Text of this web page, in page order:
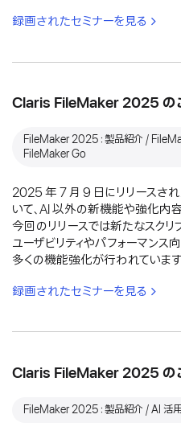
録画されたセミナーを見る
Claris FileMaker 2025 の
FileMaker 2025：製品紹介 /
FileMaker Go
2025 年 7 月 9 日にリリースさ
いて、AI 以外の新機能や強化内
今回のリリースでは新たなスクリ
ユーザビリティやパフォーマンス
多くの機能強化が行われています
録画されたセミナーを見る
Claris FileMaker 2025 の
FileMaker 2025：製品紹介 / AI 活用